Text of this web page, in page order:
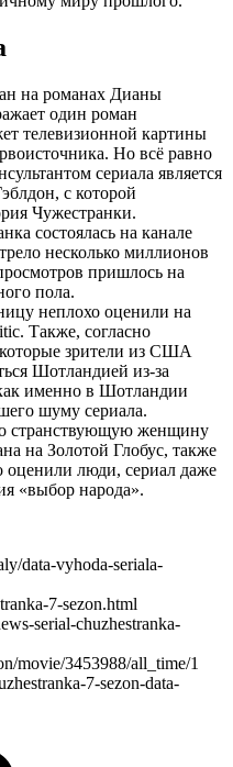
на романах Дианы
один роман
телевизионной картины
Но всё равно
сериала является
с которой
Чужестранки.
состоялась на канале
несколько миллионов
пришлось на
пола.
неплохо оценили на
Также, согласно
зрители из США
Шотландией из-за
именно в Шотландии
шуму сериала.
странствующую женщину
на Золотой Глобус, также
оценили люди, сериал даже
«выбор народа».
data-vyhoda-seriala-
7-sezon.html
serial-chuzhestranka-
movie/3453988/all_time/1
7-sezon-data-